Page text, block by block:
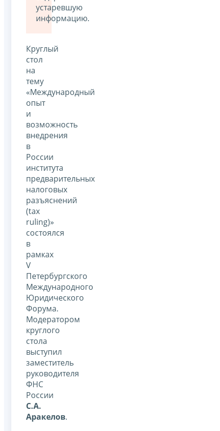
устаревшую
информацию.
Круглый
стол
на
тему
«Международный
опыт
и
возможность
внедрения
в
России
института
предварительных
налоговых
разъяснений
(tax
ruling)»
состоялся
в
рамках
V
Петербургского
Международного
Юридического
Форума.
Модератором
круглого
стола
выступил
заместитель
руководителя
ФНС
России
С.А.
Аракелов.